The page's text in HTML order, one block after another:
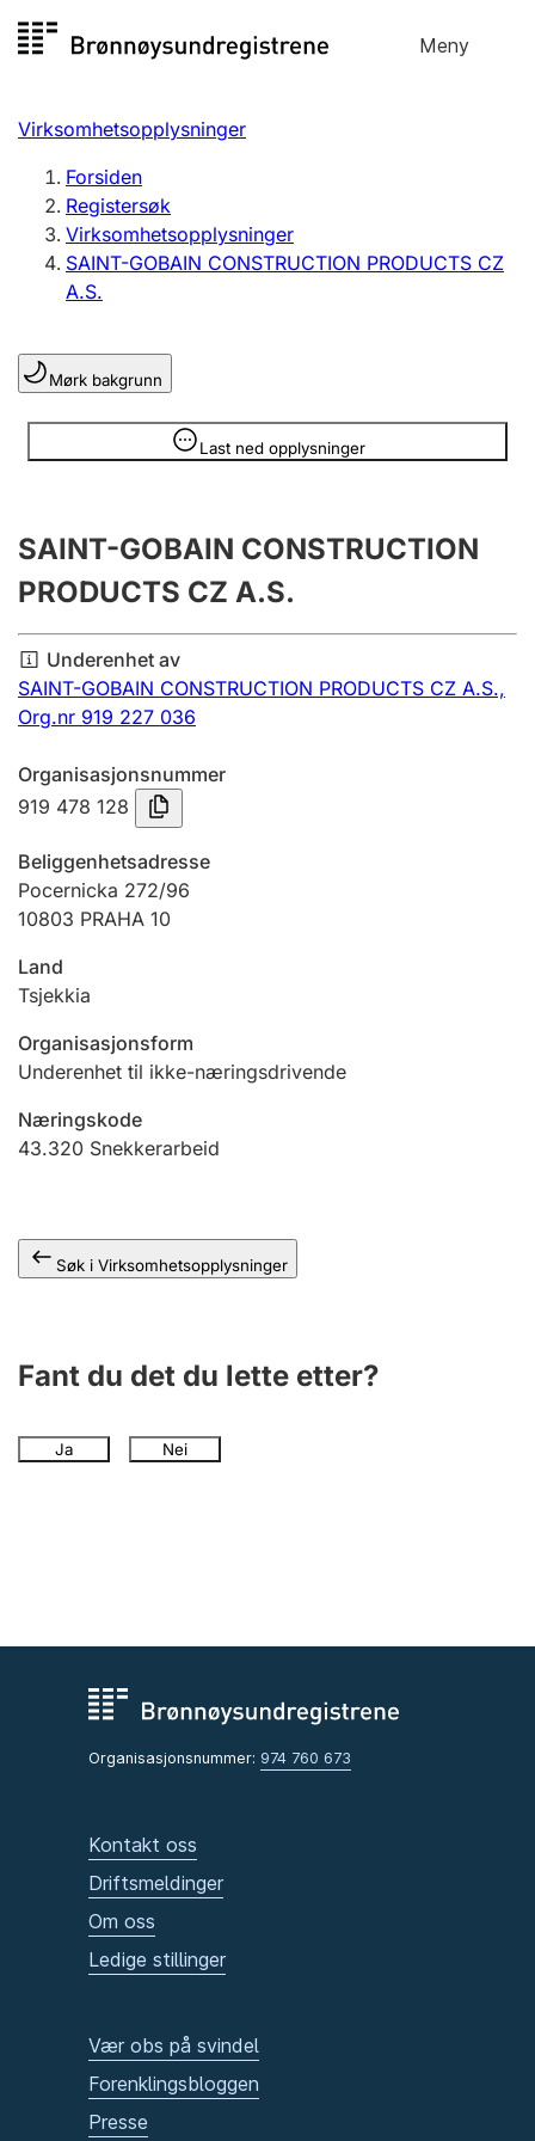
til
Meny
Registersøk
Aksjeselskap
Enkeltpersonforetak
Registrere, endre, slette
Lag og forening
Registrere, endre, slette
Årsregnskap
Innsending og forsinkelsesgebyr
Tinglysing
Jeger
Betaling og jegeravgiftskort
Ektepaktveileder
Offentlig sektor
Andre tema
Virksomhetsopplysninger
Forsiden
Registersøk
Virksomhetsopplysninger
SAINT-GOBAIN CONSTRUCTION PRODUCTS CZ
A.S.
Mørk bakgrunn
Last ned opplysninger
Opplysninger er skjult
SAINT-GOBAIN CONSTRUCTION
PRODUCTS CZ A.S.
Underenhet av
SAINT-GOBAIN CONSTRUCTION PRODUCTS CZ A.S.,
Org.nr 919 227 036
Organisasjonsnummer
919 478 128
Beliggenhetsadresse
Pocernicka 272/96
10803 PRAHA 10
Land
Tsjekkia
Organisasjonsform
Underenhet til ikke-næringsdrivende
Næringskode
43.320 Snekkerarbeid
Søk i Virksomhetsopplysninger
Fant du det du lette etter?
Ja Nei
Organisasjonsnummer: 974 760 673
Kontakt oss
Driftsmeldinger
Om oss
Ledige stillinger
Vær obs på svindel
Forenklingsbloggen
Presse